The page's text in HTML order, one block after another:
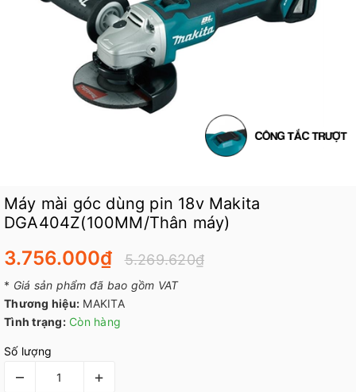
Máy mài góc dùng pin 18v Makita
DGA404Z(100MM/Thân máy)
3.756.000₫ 5.269.620₫
* Giá sản phẩm đã bao gồm VAT
Thương hiệu: MAKITA
Tình trạng: Còn hàng
Số lượng
– +